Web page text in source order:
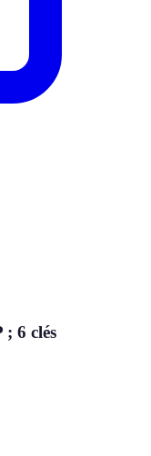
6 clés